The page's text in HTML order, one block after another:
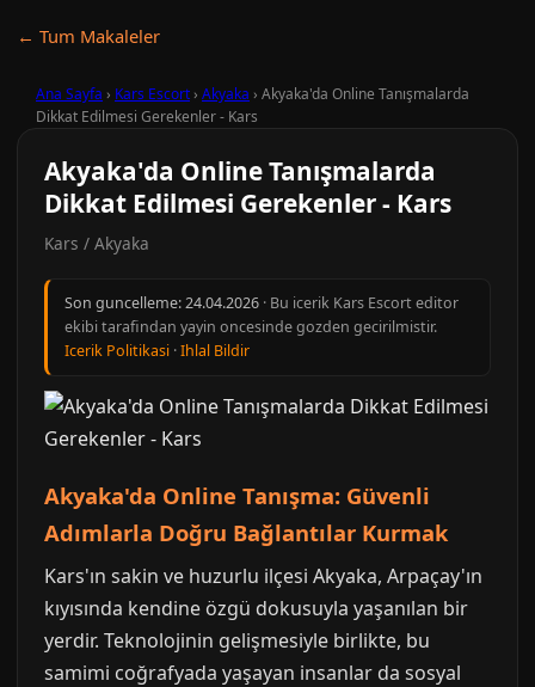
← Tum Makaleler
Ana Sayfa › Kars Escort› Akyaka › Akyaka'da Online Tanışmalarda
Dikkat Edilmesi Gerekenler - Kars
Akyaka'da Online Tanışmalarda
Dikkat Edilmesi Gerekenler - Kars
Kars / Akyaka
Son guncelleme:24.04.2026 · Bu icerik Kars Escort editor
ekibi tarafindan yayin oncesinde gozden gecirilmistir.
Icerik Politikasi ·Ihlal Bildir
Akyaka'da Online Tanışma: Güvenli
Adımlarla Doğru Bağlantılar Kurmak
Kars'ın sakin ve huzurlu ilçesi Akyaka, Arpaçay'ın
kıyısında kendine özgü dokusuyla yaşanılan bir
yerdir. Teknolojinin gelişmesiyle birlikte, bu
samimi coğrafyada yaşayan insanlar da sosyal